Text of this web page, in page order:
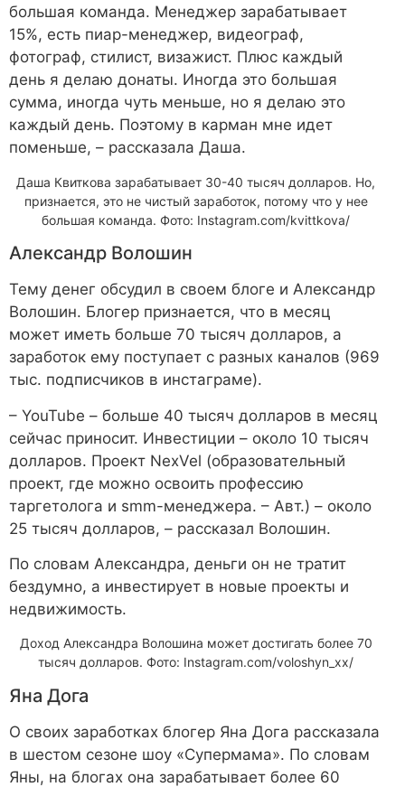
большая команда. Менеджер зарабатывает
15%, есть пиар-менеджер, видеограф,
фотограф, стилист, визажист. Плюс каждый
день я делаю донаты. Иногда это большая
сумма, иногда чуть меньше, но я делаю это
каждый день. Поэтому в карман мне идет
поменьше, – рассказала Даша.
Даша Квиткова зарабатывает 30-40 тысяч долларов. Но,
признается, это не чистый заработок, потому что у нее
большая команда. Фото: Instagram.com/kvittkova/
Александр Волошин
Тему денег обсудил в своем блоге и Александр
Волошин. Блогер признается, что в месяц
может иметь больше 70 тысяч долларов, а
заработок ему поступает с разных каналов (969
тыс. подписчиков в инстаграме).
– YouTube – больше 40 тысяч долларов в месяц
сейчас приносит. Инвестиции – около 10 тысяч
долларов. Проект NexVel (образовательный
проект, где можно освоить профессию
таргетолога и smm-менеджера. – Авт.) – около
25 тысяч долларов, – рассказал Волошин.
По словам Александра, деньги он не тратит
бездумно, а инвестирует в новые проекты и
недвижимость.
Доход Александра Волошина может достигать более 70
тысяч долларов. Фото: Instagram.com/voloshyn_xx/
Яна Дога
О своих заработках блогер Яна Дога рассказала
в шестом сезоне шоу «Супермама». По словам
Яны, на блогах она зарабатывает более 60